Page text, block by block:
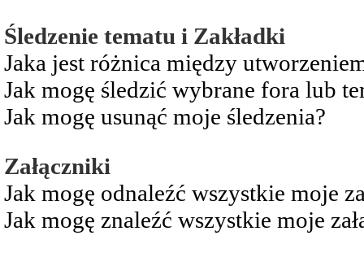
Śledzenie tematu i Zakładki
Jaka jest różnica między
Jak mogę śledzić wybrane fora lub
Jak mogę usunąć moje śledzenia?
Załączniki
Jak mogę odnaleźć wszystkie moje
Jak mogę znaleźć wszystkie moje